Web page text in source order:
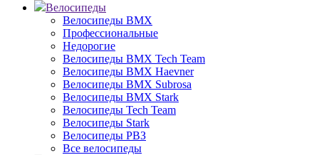
Велосипеды
Велосипеды BMX
Профессиональные
Недорогие
Велосипеды BMX Tech Team
Велосипеды BMX Haevner
Велосипеды BMX Subrosa
Велосипеды BMX Stark
Велосипеды Tech Team
Велосипеды Stark
Велосипеды РВЗ
Все велосипеды